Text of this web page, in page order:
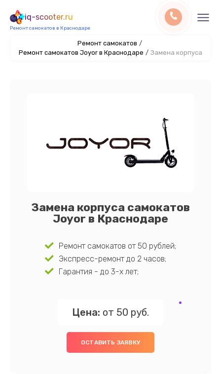
iq-scooter.ru
Ремонт самокатов в Краснодаре
Ремонт самокатов /
Ремонт самокатов Joyor в Краснодаре / Замена корпуса
Замена корпуса самокатов
Joyor в Краснодаре
Ремонт самокатов от 50 рублей;
Экспресс-ремонт до 2 часов;
Гарантия - до 3-х лет;
Цена: от 50 руб.
ОСТАВИТЬ ЗАЯВКУ